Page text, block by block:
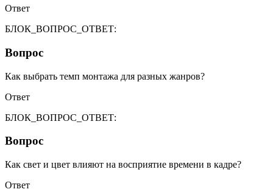
Ответ
БЛОК_ВОПРОС_ОТВЕТ:
Вопрос
Как выбрать темп монтажа для разных жанров?
Ответ
БЛОК_ВОПРОС_ОТВЕТ:
Вопрос
Как свет и цвет влияют на восприятие времени в кадре?
Ответ